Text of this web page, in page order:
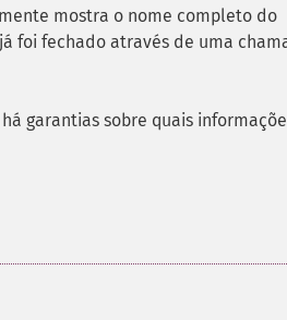
mostra o nome completo do
foi fechado através de uma
garantias sobre quais